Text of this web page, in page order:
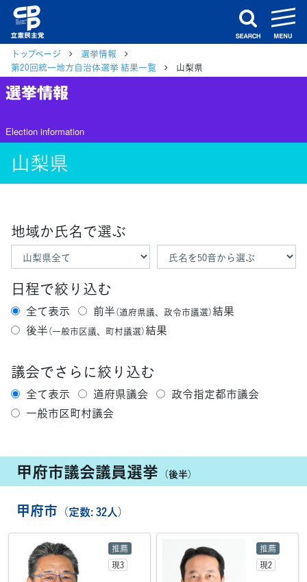
search
トップページ
選挙情報
第20回統一地方自治体選挙 結果一覧
山梨県
選挙情報
Election information
山梨県
地域か氏名で選ぶ
日程で絞り込む
全て表示 前半（道府県議、政令市議選）結果
後半（一般市区議、町村議選）結果
議会でさらに絞り込む
全て表示 道府県議会
政令指定都市議会
一般市区町村議会
甲府市議会議員選挙 （後半）
甲府市 （定数: 32人）
推薦
現3
推薦
現2